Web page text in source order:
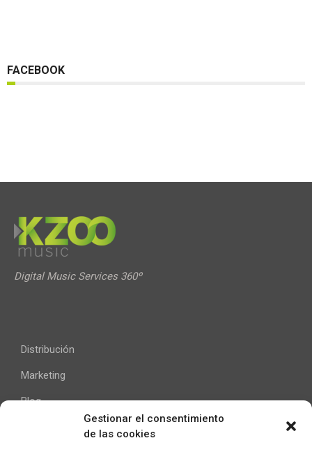
Gestionar el consentimiento
de las cookies
FACEBOOK
Digital Music Services 360º
Distribución
Marketing
Blog